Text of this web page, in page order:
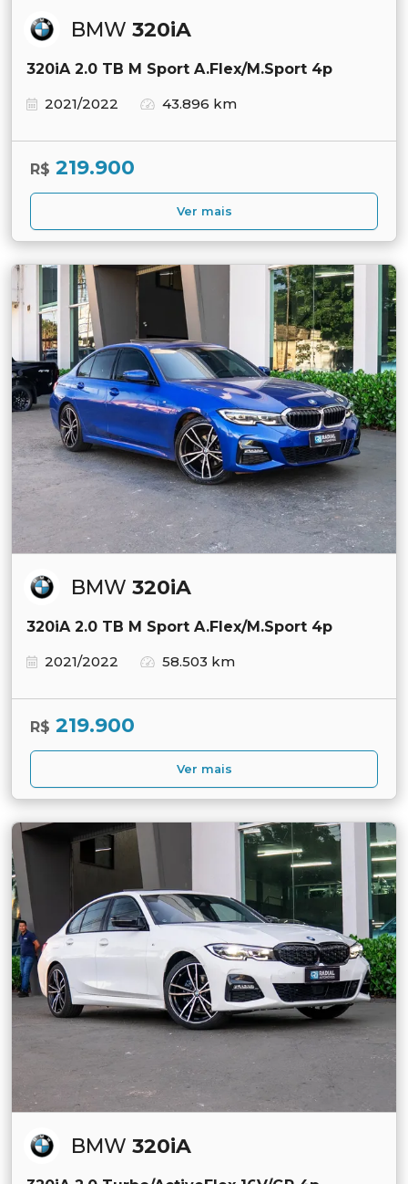
BMW 320iA
320iA 2.0 TB M Sport A.Flex/M.Sport 4p
2021/2022
43.896 km
R$ 219.900
Ver mais
BMW 320iA
320iA 2.0 TB M Sport A.Flex/M.Sport 4p
2021/2022
58.503 km
R$ 219.900
Ver mais
BMW 320iA